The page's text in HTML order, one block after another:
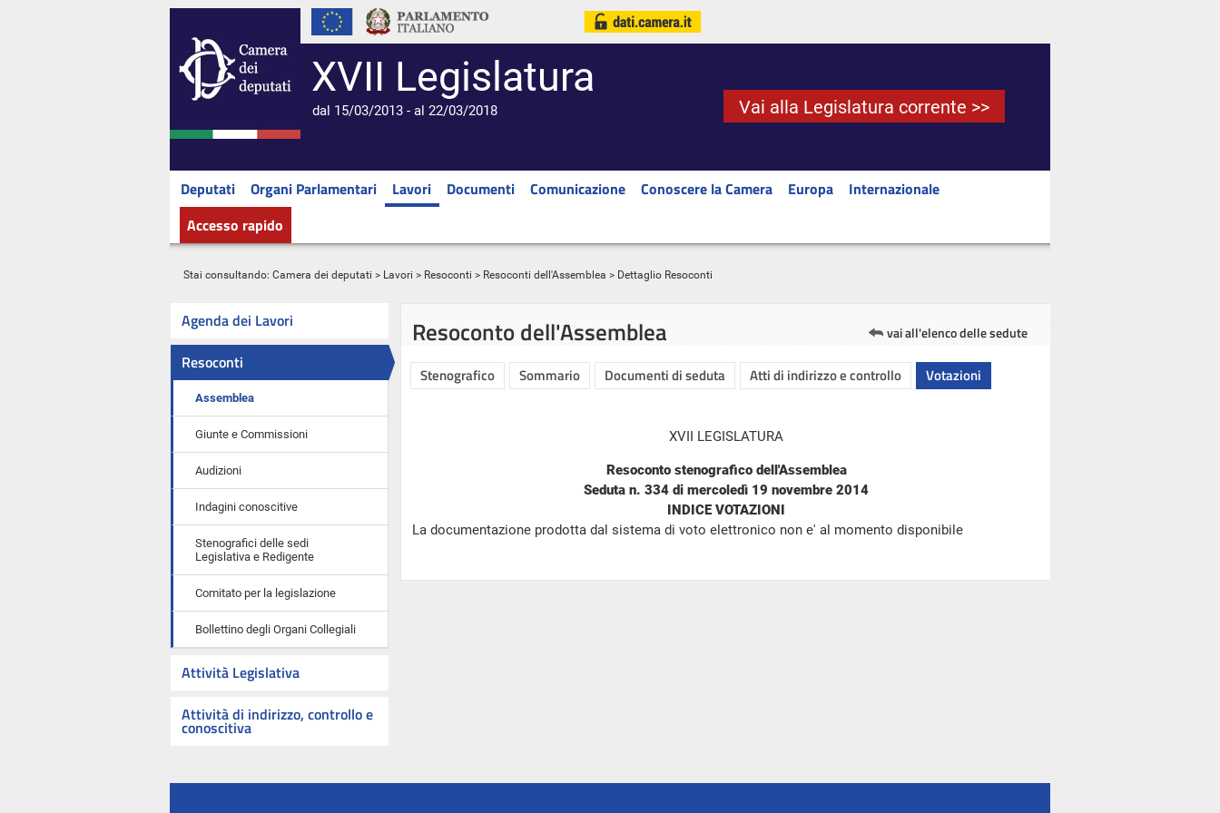
XVII Legislatura
dal 15/03/2013 - al 22/03/2018 Vai alla Legislatura corrente >>
Deputati Organi Parlamentari Lavori Documenti Comunicazione Conoscere la Camera Europa
Internazionale
Accesso rapido
Stai consultando: Camera dei deputati > Lavori > Resoconti > Resoconti dell'Assemblea > Dettaglio Resoconti
Agenda dei Lavori
Resoconti
Assemblea
Giunte e Commissioni
Audizioni
Indagini conoscitive
Stenografici delle sedi
Legislativa e Redigente
Comitato per la legislazione
Bollettino degli Organi Collegiali
Attività Legislativa
Attività di indirizzo, controllo e
conoscitiva
Resoconto dell'Assemblea vai all'elenco delle sedute
Stenografico Sommario Documenti di seduta Atti di indirizzo e controllo Votazioni
XVII LEGISLATURA
Resoconto stenografico dell'Assemblea
Seduta n. 334 di mercoledì 19 novembre 2014
INDICE VOTAZIONI
La documentazione prodotta dal sistema di voto elettronico non e' al momento disponibile